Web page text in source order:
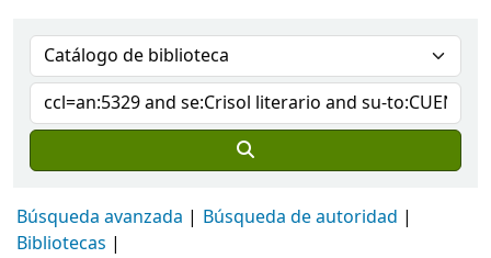
Búsqueda avanzada
Búsqueda de autoridad
Bibliotecas